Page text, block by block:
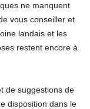
ne manquent
vous conseiller et
landais et les
restent encore à
de suggestions de
disposition dans le